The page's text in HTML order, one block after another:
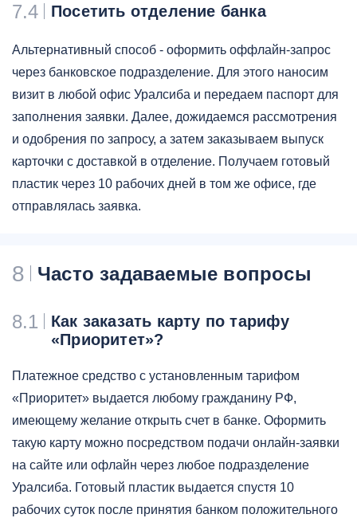
7.4 Посетить отделение банка
Альтернативный способ - оформить оффлайн-запрос
через банковское подразделение. Для этого наносим
визит в любой офис Уралсиба и передаем паспорт для
заполнения заявки. Далее, дожидаемся рассмотрения
и одобрения по запросу, а затем заказываем выпуск
карточки с доставкой в отделение. Получаем готовый
пластик через 10 рабочих дней в том же офисе, где
отправлялась заявка.
8 Часто задаваемые вопросы
8.1
Как заказать карту по тарифу
«Приоритет»?
Платежное средство с установленным тарифом
«Приоритет» выдается любому гражданину РФ,
имеющему желание открыть счет в банке. Оформить
такую карту можно посредством подачи онлайн-заявки
на сайте или офлайн через любое подразделение
Уралсиба. Готовый пластик выдается спустя 10
рабочих суток после принятия банком положительного